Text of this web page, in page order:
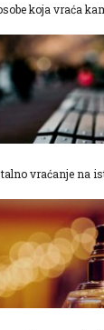
koja vraća
vraćanje na